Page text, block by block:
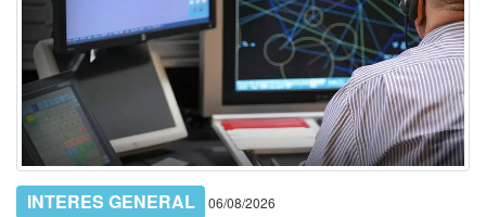
INTERES GENERAL 06/08/2026